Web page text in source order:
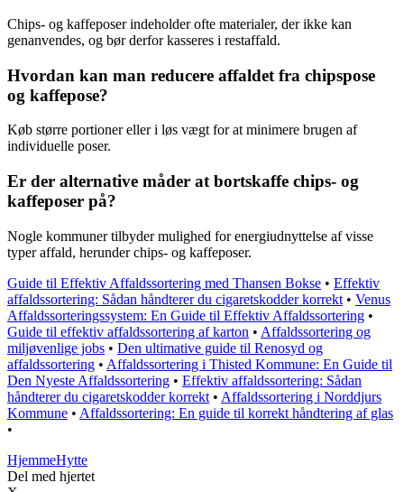
Chips- og kaffeposer indeholder ofte materialer, der ikke kan
genanvendes, og bør derfor kasseres i restaffald.
Hvordan kan man reducere affaldet fra chipspose
og kaffepose?
Køb større portioner eller i løs vægt for at minimere brugen af
individuelle poser.
Er der alternative måder at bortskaffe chips- og
kaffeposer på?
Nogle kommuner tilbyder mulighed for energiudnyttelse af visse
typer affald, herunder chips- og kaffeposer.
Guide til Effektiv Affaldssortering med Thansen Bokse • Effektiv
affaldssortering: Sådan håndterer du cigaretskodder korrekt • Venus
Affaldssorteringssystem: En Guide til Effektiv Affaldssortering •
Guide til effektiv affaldssortering af karton • Affaldssortering og
miljøvenlige jobs • Den ultimative guide til Renosyd og
affaldssortering • Affaldssortering i Thisted Kommune: En Guide til
Den Nyeste Affaldssortering • Effektiv affaldssortering: Sådan
håndterer du cigaretskodder korrekt • Affaldssortering i Norddjurs
Kommune • Affaldssortering: En guide til korrekt håndtering af glas
•
HjemmeHytte
Del med hjertet